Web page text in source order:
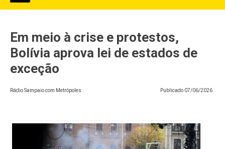
Em meio à crise e protestos,
Bolívia aprova lei de estados de
exceção
Rádio Sampaio com Metrópoles Publicado 07/06/2026